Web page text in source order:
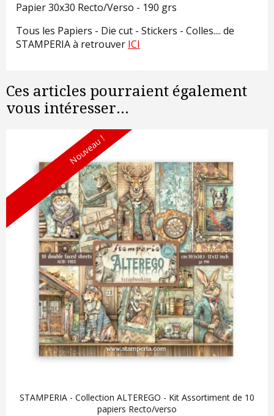
Papier 30x30 Recto/Verso - 190 grs
Tous les Papiers - Die cut - Stickers - Colles.... de
STAMPERIA à retrouver ICI
Ces articles pourraient également
vous intéresser...
Nouveau !
STAMPERIA - Collection ALTEREGO - Kit Assortiment de 10
papiers Recto/verso